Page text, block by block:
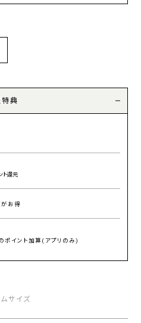
特典
ト還元
がお得
ポイント加算(アプリのみ)
サイズ